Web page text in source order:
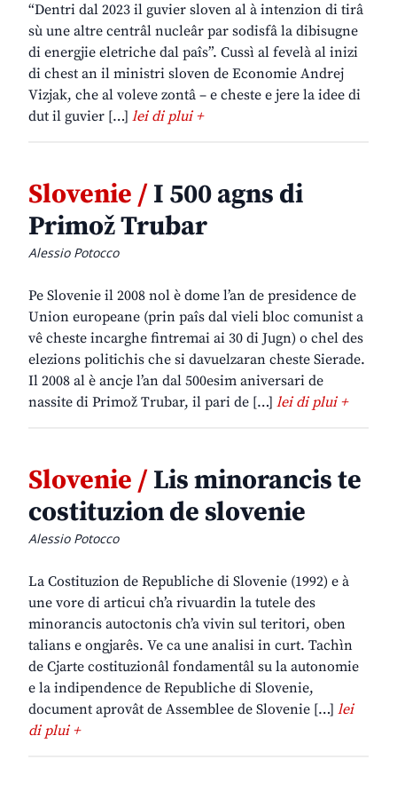
“Dentri dal 2023 il guvier sloven al à intenzion di tirâ
sù une altre centrâl nucleâr par sodisfâ la dibisugne
di energjie eletriche dal paîs”. Cussì al fevelà al inizi
di chest an il ministri sloven de Economie Andrej
Vizjak, che al voleve zontâ – e cheste e jere la idee di
dut il guvier […] lei di plui +
Slovenie /I 500 agns di
Primož Trubar
Alessio Potocco
Pe Slovenie il 2008 nol è dome l’an de presidence de
Union europeane (prin paîs dal vieli bloc comunist a
vê cheste incarghe fintremai ai 30 di Jugn) o chel des
elezions politichis che si davuelzaran cheste Sierade.
Il 2008 al è ancje l’an dal 500esim aniversari de
nassite di Primož Trubar, il pari de […] lei di plui +
Slovenie /Lis minorancis te
costituzion de slovenie
Alessio Potocco
La Costituzion de Republiche di Slovenie (1992) e à
une vore di articui ch’a rivuardin la tutele des
minorancis autoctonis ch’a vivin sul teritori, oben
talians e ongjarês. Ve ca une analisi in curt. Tachìn
de Cjarte costituzionâl fondamentâl su la autonomie
e la indipendence de Republiche di Slovenie,
document aprovât de Assemblee de Slovenie […] lei
di plui +